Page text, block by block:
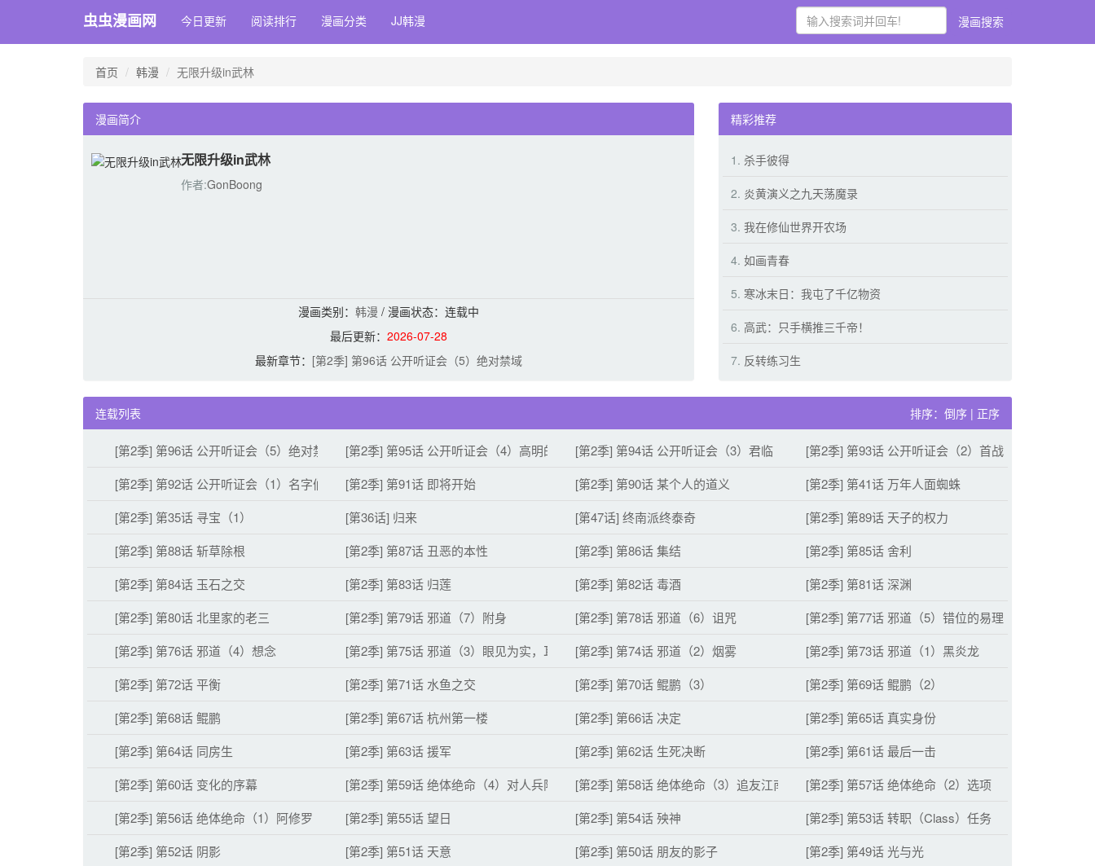
虫虫漫画网 今日更新 阅读排行 漫画分类 JJ韩漫 漫画搜索
首页 韩漫 无限升级in武林
漫画简介
无限升级in武林
作者:GonBoong
漫画类别： 韩漫 / 漫画状态：连载中
最后更新： 2026-07-28
最新章节： [第2季] 第96话 公开听证会（5）绝对禁域
精彩推荐
1. 杀手彼得
2. 炎黄演义之九天荡魔录
3. 我在修仙世界开农场
4. 如画青春
5. 寒冰末日：我屯了千亿物资
6. 高武：只手横推三千帝！
7. 反转练习生
连载列表 排序： 倒序 | 正序
[第2季] 第96话 公开听证会（5）绝对禁域 [第2季] 第95话 公开听证会（4）高明的谎言[第2季] 第94话 公开听证会（3）君临
[第2季] 第93话 公开听证会（2）首战
[第2季] 第92话 公开听证会（1）名字们
[第2季] 第91话 即将开始 [第2季] 第90话 某个人的道义
[第2季] 第41话 万年人面蜘蛛
[第2季] 第35话 寻宝（1）
[第36话] 归来 [第47话] 终南派终泰奇
[第2季] 第89话 天子的权力
[第2季] 第88话 斩草除根
[第2季] 第87话 丑恶的本性 [第2季] 第86话 集结
[第2季] 第85话 舍利
[第2季] 第84话 玉石之交
[第2季] 第83话 归莲 [第2季] 第82话 毒酒
[第2季] 第81话 深渊
[第2季] 第80话 北里家的老三
[第2季] 第79话 邪道（7）附身 [第2季] 第78话 邪道（6）诅咒
[第2季] 第77话 邪道（5）错位的易理
[第2季] 第76话 邪道（4）想念
[第2季] 第75话 邪道（3）眼见为实，耳听为虚[第2季] 第74话 邪道（2）烟雾
[第2季] 第73话 邪道（1）黑炎龙
[第2季] 第72话 平衡
[第2季] 第71话 水鱼之交 [第2季] 第70话 鲲鹏（3）
[第2季] 第69话 鲲鹏（2）
[第2季] 第68话 鲲鹏
[第2季] 第67话 杭州第一楼 [第2季] 第66话 决定
[第2季] 第65话 真实身份
[第2季] 第64话 同房生
[第2季] 第63话 援军 [第2季] 第62话 生死决断
[第2季] 第61话 最后一击
[第2季] 第60话 变化的序幕
[第2季] 第59话 绝体绝命（4）对人兵阵 [第2季] 第58话 绝体绝命（3）追友江南
[第2季] 第57话 绝体绝命（2）选项
[第2季] 第56话 绝体绝命（1）阿修罗
[第2季] 第55话 望日 [第2季] 第54话 殃神
[第2季] 第53话 转职（Class）任务
[第2季] 第52话 阴影
[第2季] 第51话 天意 [第2季] 第50话 朋友的影子
[第2季] 第49话 光与光